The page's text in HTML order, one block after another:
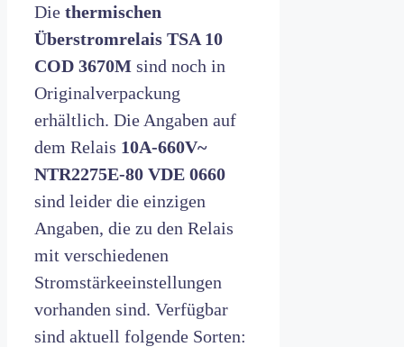
Die thermischen
Überstromrelais TSA 10
COD 3670M sind noch in
Originalverpackung
erhältlich. Die Angaben auf
dem Relais 10A-660V~
NTR2275E-80 VDE 0660
sind leider die einzigen
Angaben, die zu den Relais
mit verschiedenen
Stromstärkeeinstellungen
vorhanden sind. Verfügbar
sind aktuell folgende Sorten: